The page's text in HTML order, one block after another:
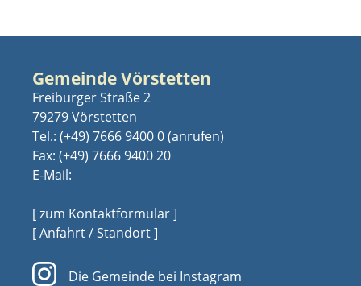
Gemeinde Vörstetten
Freiburger Straße 2
79279 Vörstetten
Tel.: (+49) 7666 9400 0
Fax: (+49) 7666 9400 20
E-Mail:
[ zum Kontaktformular ]
[ Anfahrt / Standort ]
Die Gemeinde bei Instagram